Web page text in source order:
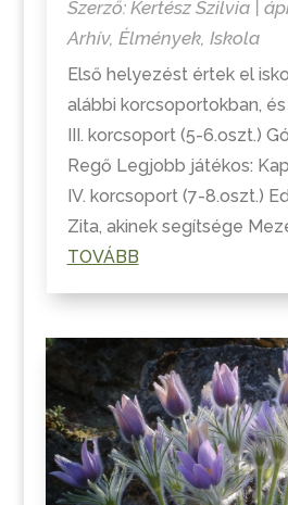
Szerző: Kertész Szilvia|
Arhív, Élmények, Iskola
Első helyezést értek el
alábbi korcsoportokban,
III. korcsoport (5-6.oszt.)
Regő Legjobb játékos:
IV. korcsoport (7-8.oszt.)
Zita, akinek segítsége
TOVÁBB